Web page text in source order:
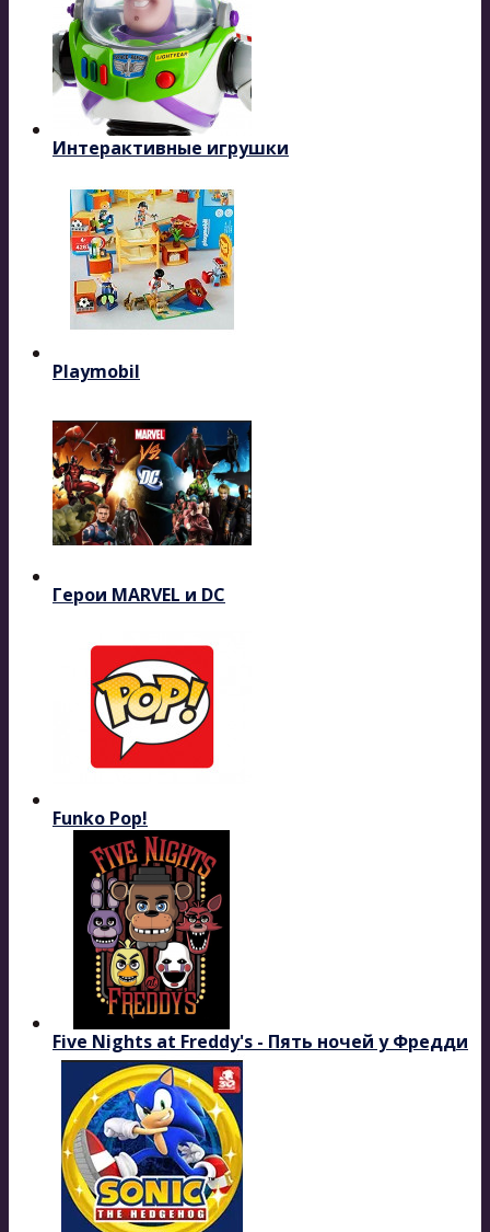
Интерактивные игрушки
Playmobil
Герои MARVEL и DC
Funko Pop!
Five Nights at Freddy's - Пять ночей у Фредди